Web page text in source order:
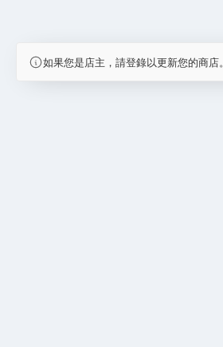
如果您是店主，請登錄以更新您的商店。